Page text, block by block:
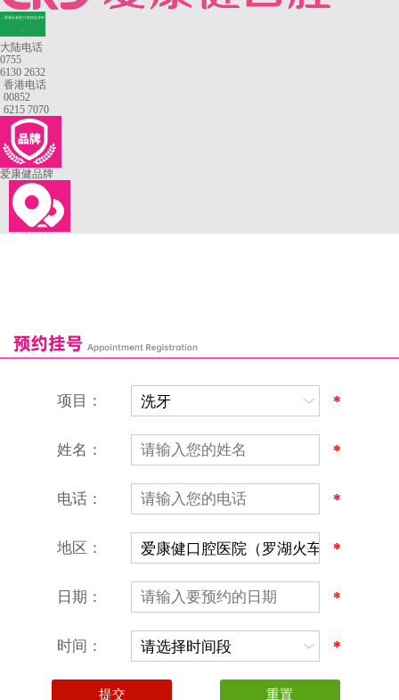
—香港长者医疗券指定牙科
大陆电话
0755
6130 2632
香港电话
00852
6215 7070
爱康健品牌
恒乐口腔诊所
富港口腔诊所
营业时间：9:00-18:00
（节假日照常上班）
微信线上预约：aikangjian1995
微信小程序：爱康健齿科
本网站信息仅供参考，不作为诊疗及医疗根据
深圳爱康健口腔医院版权所有 粤ICP备12058131号-2
项目： *
姓名： *
电话： *
地区： *
日期： *
时间： *